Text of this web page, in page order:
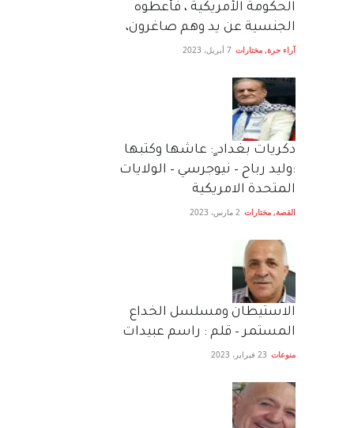
الحكومة الأمريكية ، فأعطوه
الجنسية عن يد وهم صاغرون،
آراء حرة, مختارات 7 أبريل، 2023
دكريات بغداد ٍ: عاشها وكتبها
:وليد رباح – نيوجرسي – الولايات
المتحدة الامريكية
القصة, مختارات 2 مارس، 2023
الاستيطان ومسلسل الخداع
المستمر – قلم : راسم عبيدات
منوعات 23 فبراير، 2023